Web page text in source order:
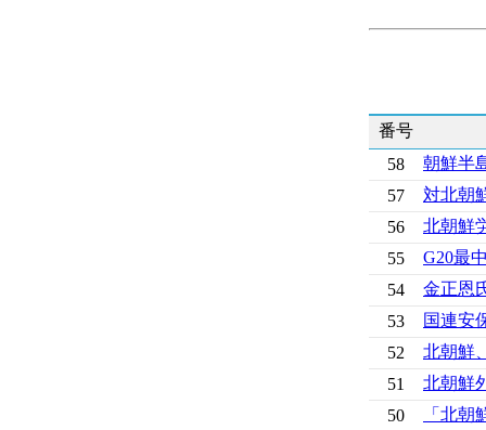
番号
58
朝鮮半
57
対北朝
56
北朝鮮
55
G20最
54
金正恩
53
国連安
52
北朝鮮
51
北朝鮮
50
「北